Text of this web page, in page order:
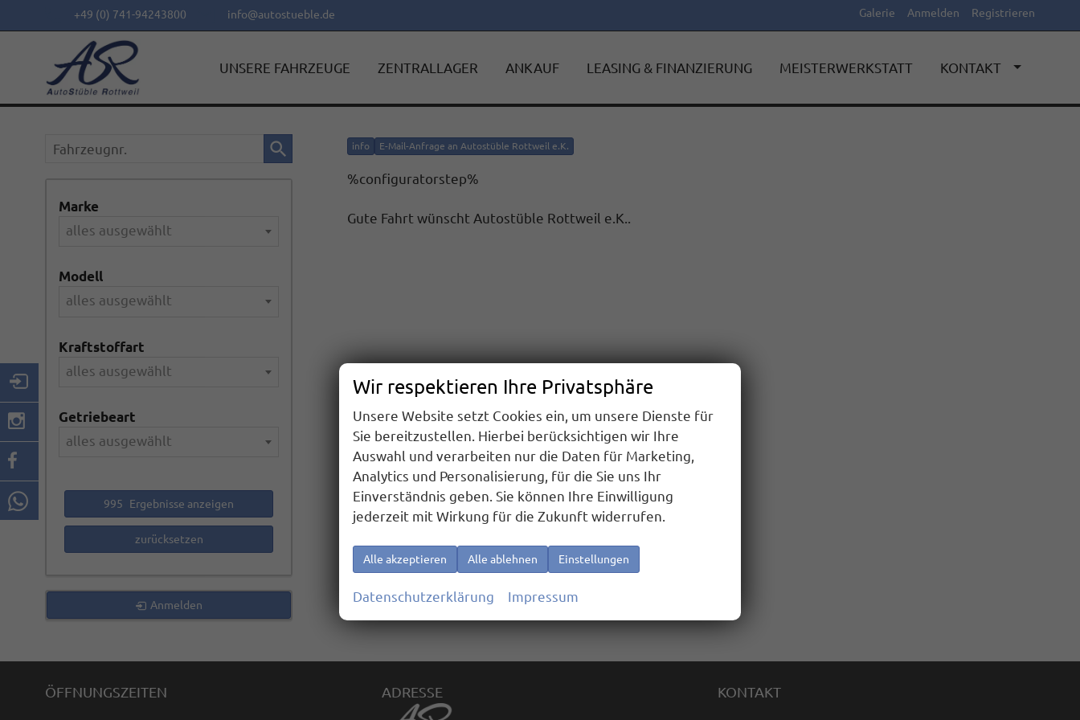
+49 (0) 741-94243800 info@autostueble.de Galerie Anmelden Registrieren
UNSERE FAHRZEUGE ZENTRALLAGER ANKAUF LEASING & FINANZIERUNG MEISTERWERKSTATT KONTAKT
info E-Mail-Anfrage an Autostüble Rottweil e.K.
%configuratorstep%
Gute Fahrt wünscht Autostüble Rottweil e.K..
Fahrzeugnr.
Marke
alles ausgewählt
Modell
alles ausgewählt
Kraftstoffart
alles ausgewählt
Getriebeart
alles ausgewählt
995 Ergebnisse anzeigen
zurücksetzen
Anmelden
ÖFFNUNGSZEITEN ADRESSE KONTAKT
Wir respektieren Ihre Privatsphäre
Unsere Website setzt Cookies ein, um unsere Dienste für
Sie bereitzustellen. Hierbei berücksichtigen wir Ihre
Auswahl und verarbeiten nur die Daten für Marketing,
Analytics und Personalisierung, für die Sie uns Ihr
Einverständnis geben. Sie können Ihre Einwilligung
jederzeit mit Wirkung für die Zukunft widerrufen.
Alle akzeptieren Alle ablehnen Einstellungen
Datenschutzerklärung Impressum